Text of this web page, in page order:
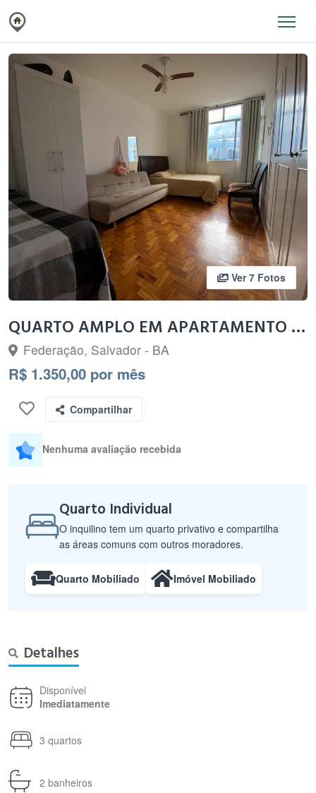
Ver 7 Fotos
QUARTO AMPLO EM APARTAMENTO MOBILIADO
Federação, Salvador - BA
R$ 1.350,00 por mês
Compartilhar
Nenhuma avaliação recebida
Quarto Individual
O inquilino tem um quarto privativo e compartilha
as áreas comuns com outros moradores.
Quarto Mobiliado Imóvel Mobiliado
Detalhes
Disponível
Imediatamente
3 quartos
2 banheiros